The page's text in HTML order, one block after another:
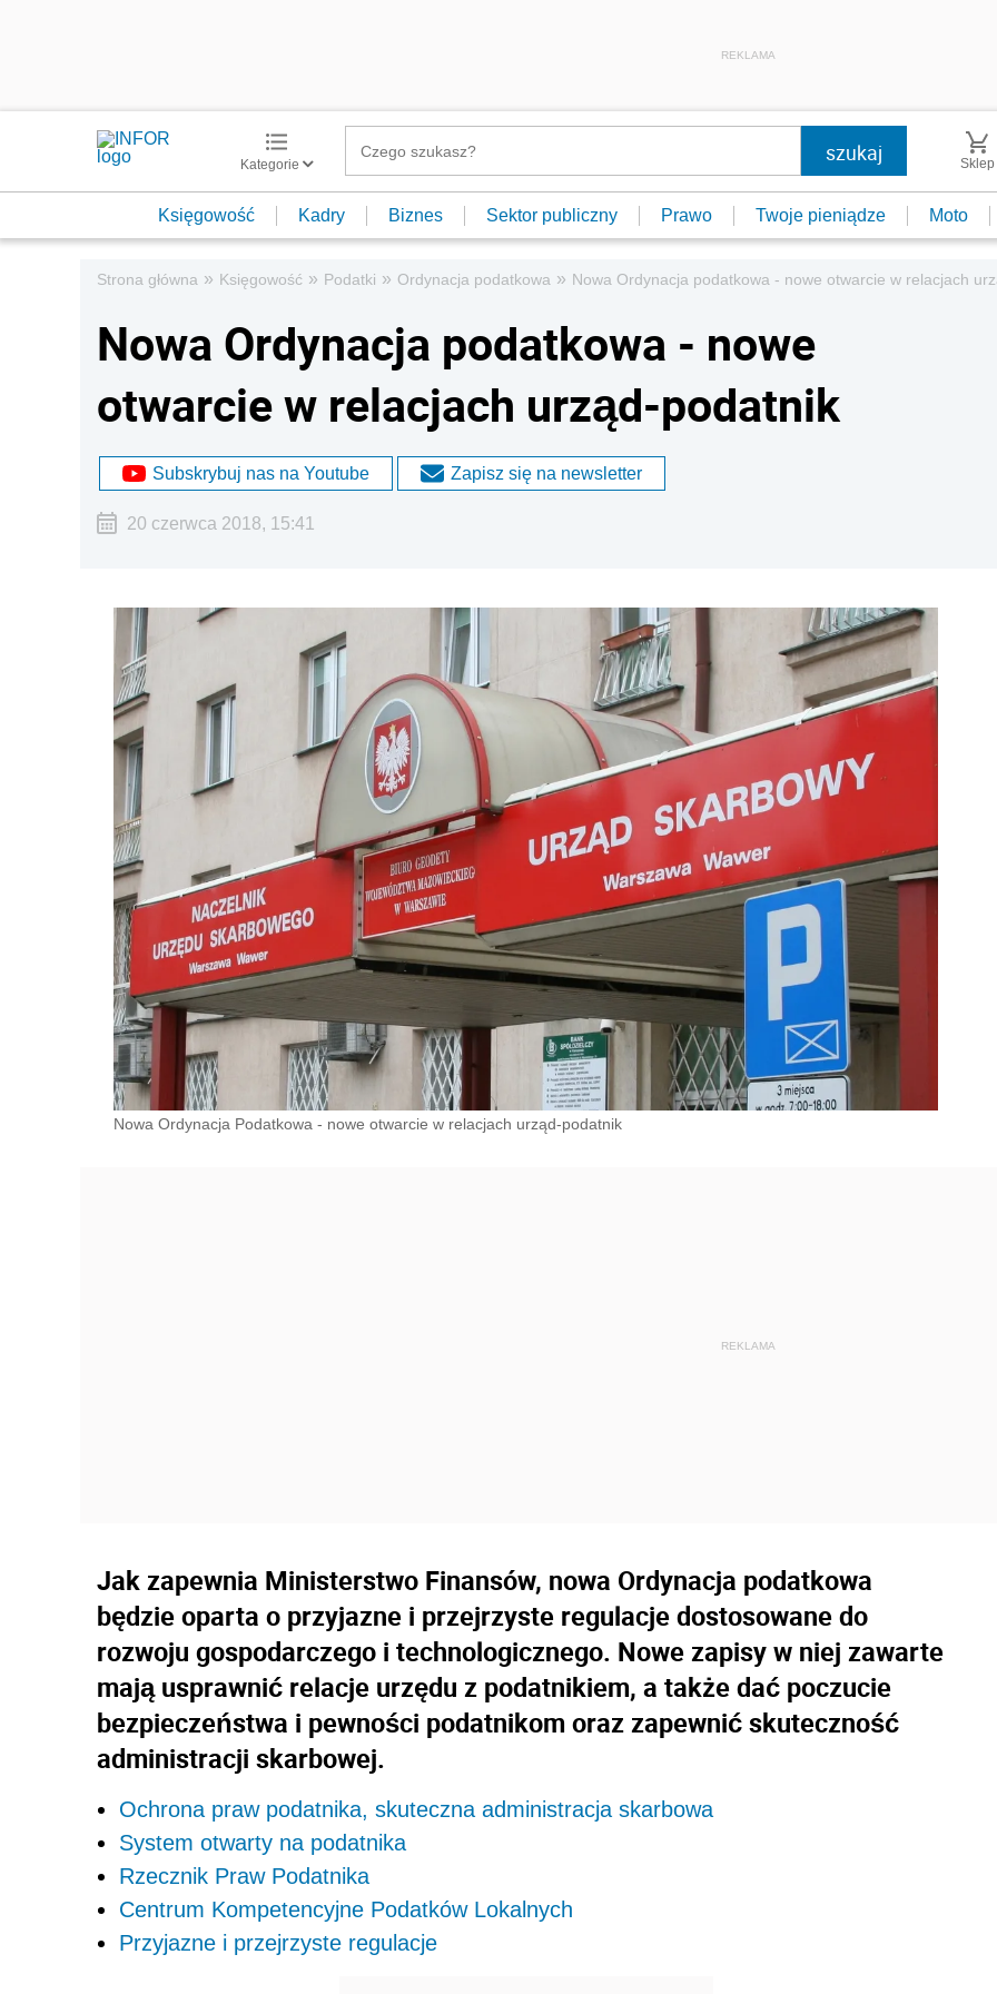
REKLAMA
Kategorie Sklep
Księgowość Kadry Biznes Sektor publiczny Prawo Twoje pieniądze Moto
Strona główna » Księgowość » Podatki » Ordynacja podatkowa » Nowa Ordynacja podatkowa - nowe otwarcie w relacjach
Nowa Ordynacja podatkowa - nowe
otwarcie w relacjach urząd-podatnik
Subskrybuj nas na Youtube Zapisz się na newsletter
20 czerwca 2018, 15:41
Nowa Ordynacja Podatkowa - nowe otwarcie w relacjach urząd-podatnik
Jak zapewnia Ministerstwo Finansów, nowa Ordynacja podatkowa
będzie oparta o przyjazne i przejrzyste regulacje dostosowane do
rozwoju gospodarczego i technologicznego. Nowe zapisy w niej zawarte
mają usprawnić relacje urzędu z podatnikiem, a także dać poczucie
bezpieczeństwa i pewności podatnikom oraz zapewnić skuteczność
administracji skarbowej.
Ochrona praw podatnika, skuteczna administracja skarbowa
System otwarty na podatnika
Rzecznik Praw Podatnika
Centrum Kompetencyjne Podatków Lokalnych
Przyjazne i przejrzyste regulacje